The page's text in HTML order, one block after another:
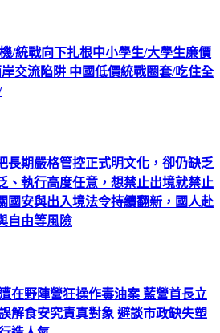
/統戰向下扎根中小學生/大學生廉價
交流陷阱 中國低價統戰圈套/吃住全
長期嚴格管控正式明文化，卻仍缺乏
、執行高度任意，想禁止出境就禁止
國安與出入境法令持續翻新，國人赴
自由等風險
在野陣營狂操作毒油案 藍營首長立
解食安究責真對象 避談市政缺失塑